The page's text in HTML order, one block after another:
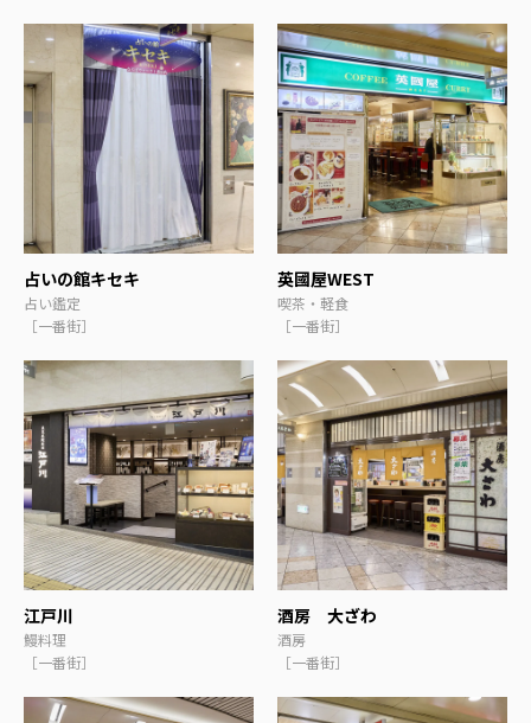
占いの館キセキ
占い鑑定
［一番街］
英國屋WEST
喫茶・軽食
［一番街］
江戸川
鰻料理
［一番街］
酒房 大ざわ
酒房
［一番街］